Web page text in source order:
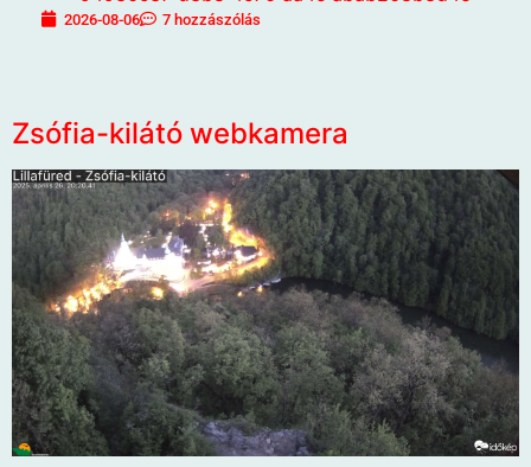
2026-08-06 7 hozzászólás
Zsófia-kilátó webkamera